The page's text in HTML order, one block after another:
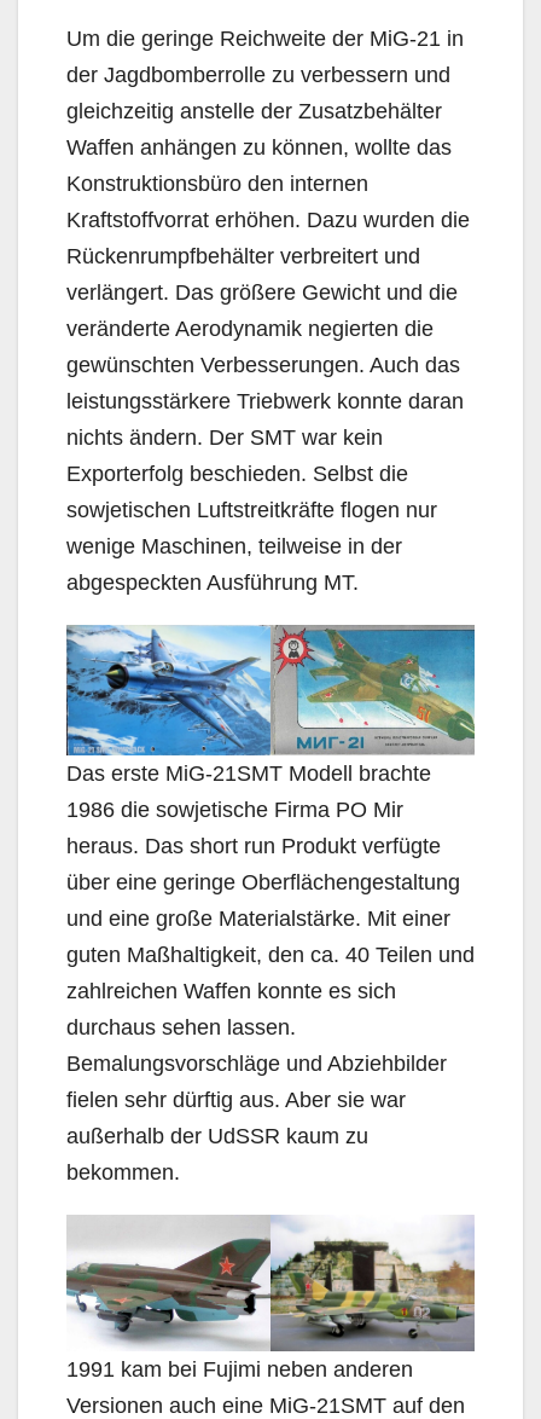
Um die geringe Reichweite der MiG-21 in
der Jagdbomberrolle zu verbessern und
gleichzeitig anstelle der Zusatzbehälter
Waffen anhängen zu können, wollte das
Konstruktionsbüro den internen
Kraftstoffvorrat erhöhen. Dazu wurden die
Rückenrumpfbehälter verbreitert und
verlängert. Das größere Gewicht und die
veränderte Aerodynamik negierten die
gewünschten Verbesserungen. Auch das
leistungsstärkere Triebwerk konnte daran
nichts ändern. Der SMT war kein
Exporterfolg beschieden. Selbst die
sowjetischen Luftstreitkräfte flogen nur
wenige Maschinen, teilweise in der
abgespeckten Ausführung MT.
Das erste MiG-21SMT Modell brachte
1986 die sowjetische Firma PO Mir
heraus. Das short run Produkt verfügte
über eine geringe Oberflächengestaltung
und eine große Materialstärke. Mit einer
guten Maßhaltigkeit, den ca. 40 Teilen und
zahlreichen Waffen konnte es sich
durchaus sehen lassen.
Bemalungsvorschläge und Abziehbilder
fielen sehr dürftig aus. Aber sie war
außerhalb der UdSSR kaum zu
bekommen.
1991 kam bei Fujimi neben anderen
Versionen auch eine MiG-21SMT auf den